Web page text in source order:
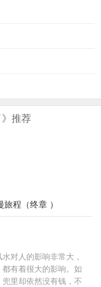
推荐
程（终章 ）
对人的影响非常大，
有着很大的影响。如
里却依然没有钱，不